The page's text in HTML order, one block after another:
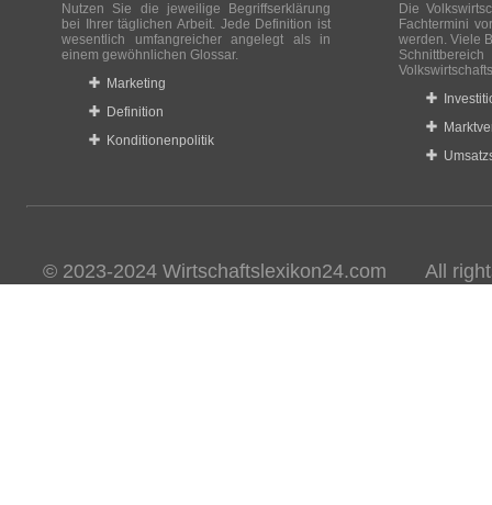
Nutzen Sie die jeweilige Begriffserklärung
bei Ihrer täglichen Arbeit. Jede Definition ist
wesentlich umfangreicher angelegt als in
einem gewöhnlichen Glossar.
Marketing
Definition
Konditionenpolitik
Die
Fachtermini
werden. Viele
© 2023-2024 Wirtschaftslexikon24.com All